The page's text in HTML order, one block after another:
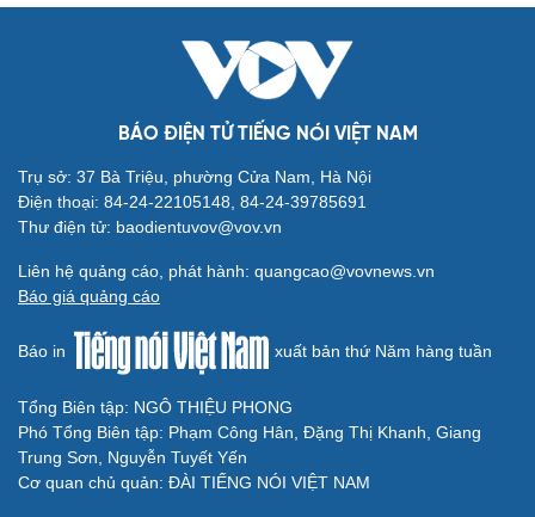
BÁO ĐIỆN TỬ TIẾNG NÓI VIỆT NAM
Trụ sở: 37 Bà Triệu, phường Cửa Nam, Hà Nội
Điện thoại: 84-24-22105148, 84-24-39785691
Thư điện tử: baodientuvov@vov.vn
Liên hệ quảng cáo, phát hành: quangcao@vovnews.vn
Báo giá quảng cáo
Báo in xuất bản thứ Năm hàng tuần
Tổng Biên tập: NGÔ THIỆU PHONG
Phó Tổng Biên tập: Phạm Công Hân, Đặng Thị Khanh, Giang
Trung Sơn, Nguyễn Tuyết Yến
Cơ quan chủ quản: ĐÀI TIẾNG NÓI VIỆT NAM